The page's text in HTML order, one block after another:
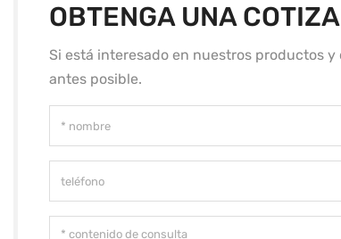
OBTENGA UNA
Si está interesado en nuestros productos
antes posible.